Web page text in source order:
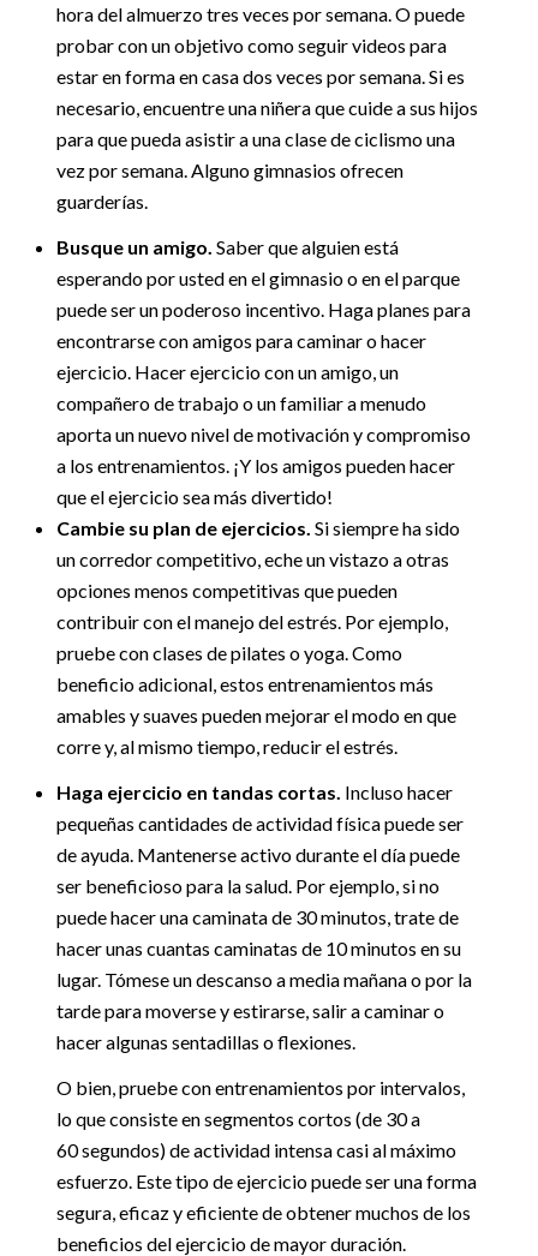
hora del almuerzo tres veces por semana. O puede
probar con un objetivo como seguir videos para
estar en forma en casa dos veces por semana. Si es
necesario, encuentre una niñera que cuide a sus hijos
para que pueda asistir a una clase de ciclismo una
vez por semana. Alguno gimnasios ofrecen
guarderías.
Busque un amigo. Saber que alguien está
esperando por usted en el gimnasio o en el parque
puede ser un poderoso incentivo. Haga planes para
encontrarse con amigos para caminar o hacer
ejercicio. Hacer ejercicio con un amigo, un
compañero de trabajo o un familiar a menudo
aporta un nuevo nivel de motivación y compromiso
a los entrenamientos. ¡Y los amigos pueden hacer
que el ejercicio sea más divertido!
Cambie su plan de ejercicios. Si siempre ha sido
un corredor competitivo, eche un vistazo a otras
opciones menos competitivas que pueden
contribuir con el manejo del estrés. Por ejemplo,
pruebe con clases de pilates o yoga. Como
beneficio adicional, estos entrenamientos más
amables y suaves pueden mejorar el modo en que
corre y, al mismo tiempo, reducir el estrés.
Haga ejercicio en tandas cortas. Incluso hacer
pequeñas cantidades de actividad física puede ser
de ayuda. Mantenerse activo durante el día puede
ser beneficioso para la salud. Por ejemplo, si no
puede hacer una caminata de 30 minutos, trate de
hacer unas cuantas caminatas de 10 minutos en su
lugar. Tómese un descanso a media mañana o por la
tarde para moverse y estirarse, salir a caminar o
hacer algunas sentadillas o flexiones.
O bien, pruebe con entrenamientos por intervalos,
lo que consiste en segmentos cortos (de 30 a
60 segundos) de actividad intensa casi al máximo
esfuerzo. Este tipo de ejercicio puede ser una forma
segura, eficaz y eficiente de obtener muchos de los
beneficios del ejercicio de mayor duración.